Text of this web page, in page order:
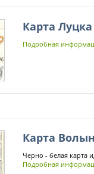
Карта
Подробная
Карта
Черно - белая карта
Подробная